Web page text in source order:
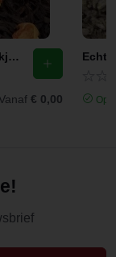
Earl Grey Jasmijn (Piramide theezakjes)
€ 0,00 Op